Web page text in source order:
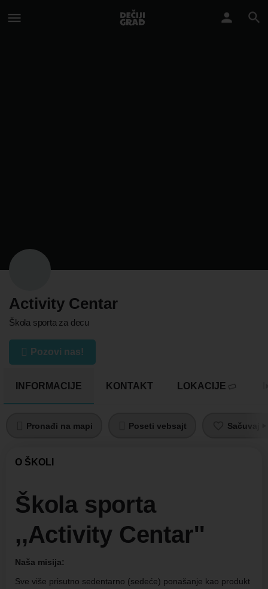
Activity Centar
Škola sporta za decu
Pozovi nas!
INFORMACIJE KONTAKT LOKACIJE
Pronađi na mapi Poseti vebsajt Sačuvaj
O ŠKOLI
Škola sporta
,,Activity Centar''
Naša misija:
Sve više prisutno sedentarno (sedeće) ponašanje kao produkt